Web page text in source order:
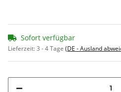
Sofort verfügbar
Lieferzeit:3 - 4 Tage (DE - Ausland